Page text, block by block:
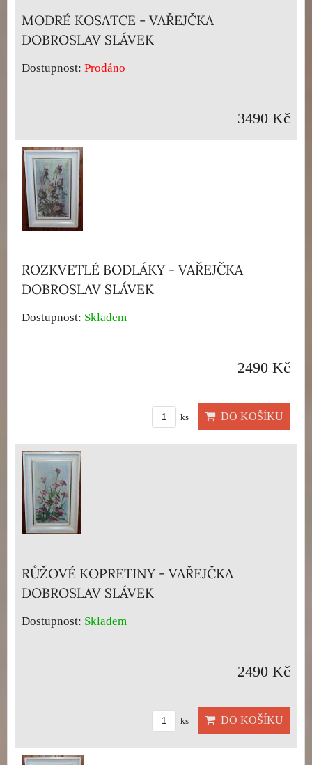
MODRÉ KOSATCE - VAŘEJČKA
DOBROSLAV SLÁVEK
Dostupnost: Prodáno
3490 Kč
ROZKVETLÉ BODLÁKY - VAŘEJČKA
DOBROSLAV SLÁVEK
Dostupnost: Skladem
2490 Kč
ks DO KOŠÍKU
RŮŽOVÉ KOPRETINY - VAŘEJČKA
DOBROSLAV SLÁVEK
Dostupnost: Skladem
2490 Kč
ks DO KOŠÍKU